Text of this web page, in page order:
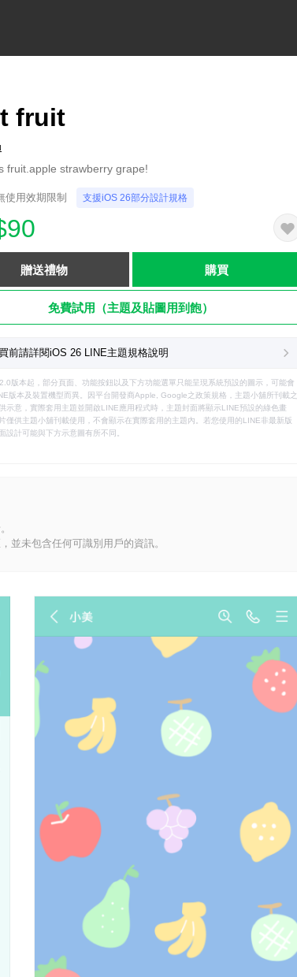
fruit
fruit.apple strawberry grape!
使用效期限制 支援iOS 26部分設計規格
贈送禮物 購買
免費試用（主題及貼圖用到飽）
前請詳閱iOS 26 LINE主題規格說明
版本起，部分頁面、功能按鈕以及下方功能選單只能呈現系統預設的圖示，可能會
版本及裝置機型而異。因平台開發商Apple, Google之政策規格，主題小舖所刊載之
示意，實際套用主題並開啟LINE應用程式時，主題封面將顯示LINE預設的綠色畫
僅供主題小舖刊載使用，不會顯示在實際套用的主題內。若您使用的LINE非最新版
設計可能與下方示意圖有所不同。
並未包含任何可識別用戶的資訊。